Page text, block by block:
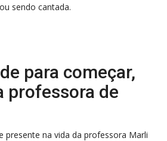
sendo cantada.
para começar,
professora de
presente na vida da professora Marli